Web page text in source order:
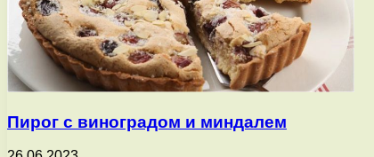
Пирог с виноградом и миндалем